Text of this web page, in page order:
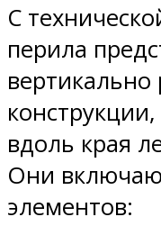
С
перила
вдоль края
Они
элементов: